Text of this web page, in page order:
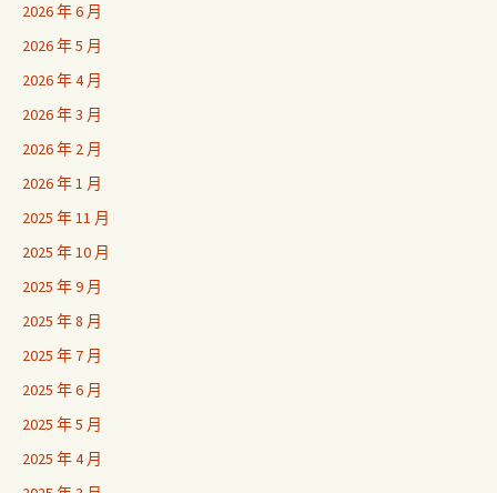
2026 年 6 月
2026 年 5 月
2026 年 4 月
2026 年 3 月
2026 年 2 月
2026 年 1 月
2025 年 11 月
2025 年 10 月
2025 年 9 月
2025 年 8 月
2025 年 7 月
2025 年 6 月
2025 年 5 月
2025 年 4 月